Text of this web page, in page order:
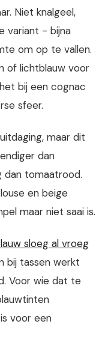
Niet knalgeel,
variant - bijna
om op te vallen.
of lichtblauw voor
bij een cognac
sfeer.
maar dit
dan
dan tomaatrood.
en beige
maar niet saai is.
sloeg al vroeg
bij tassen werkt
Voor wie dat te
voor een